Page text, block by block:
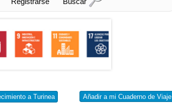
Añadir a mi Cuaderno de Viaje
a Turinea